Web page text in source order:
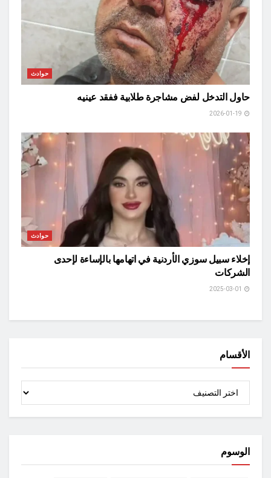
حوادث
حاول التدخل لفض مشاجرة طلابية ففقد عينيه
حوادث
إخلاء سبيل سوزي الأردنية في اتهامها بالإساءة لإحدى
الشركات
الأقسام
الوسوم